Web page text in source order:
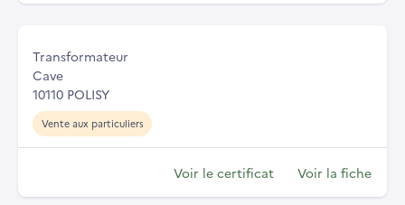
Transformateur
Cave
10110 POLISY
Vente aux particuliers
Voir le certificat Voir la fiche